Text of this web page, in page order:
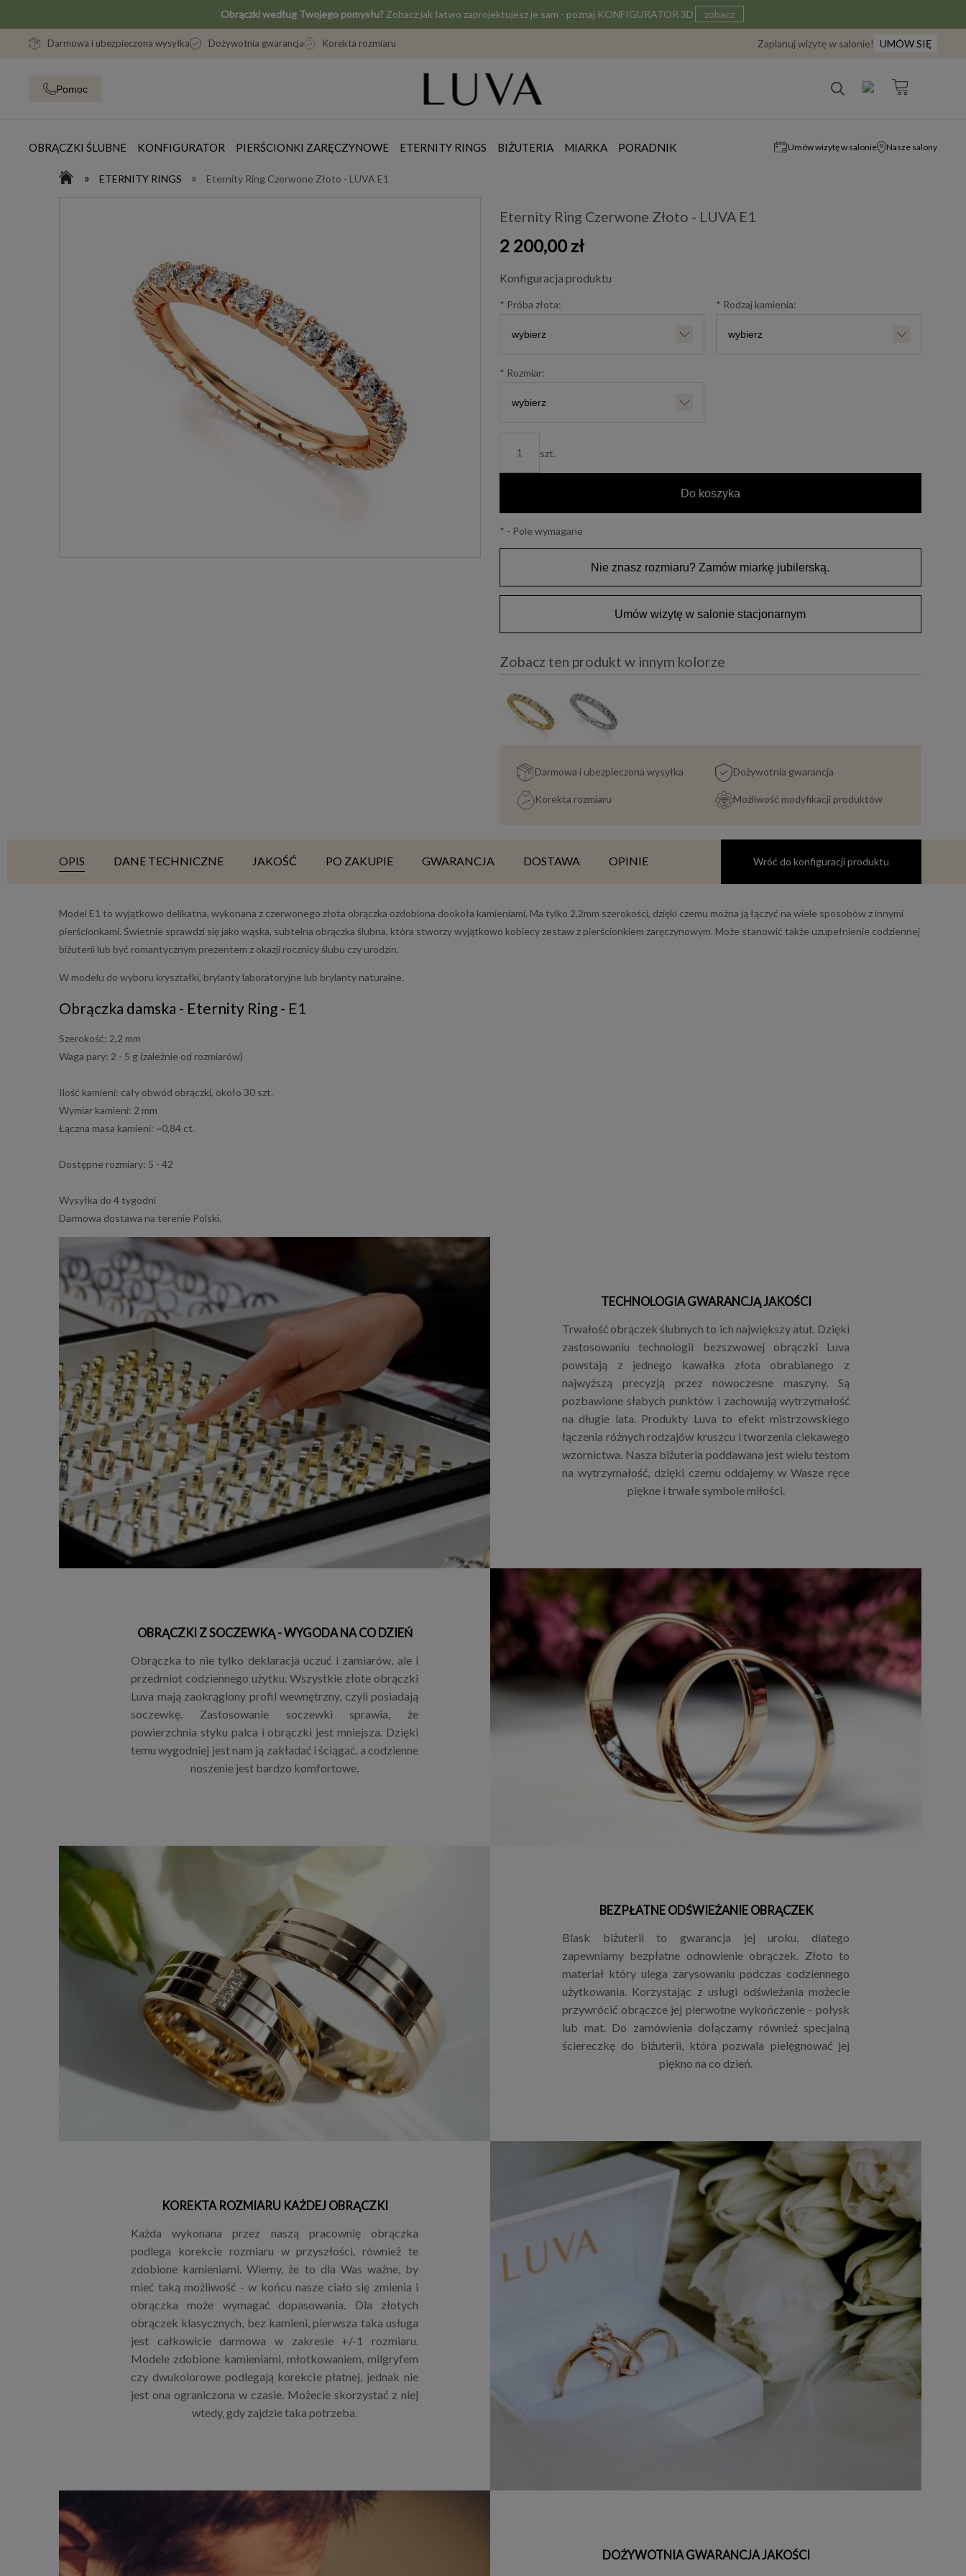
Obrączki według Twojego pomysłu? Zobacz jak łatwo zaprojektujesz je sam - poznaj KONFIGURATOR 3D zobacz
Darmowa i ubezpieczona wysyłka Dożywotnia gwarancja Korekta rozmiaru Zaplanuj wizytę w salonie! UMÓW SIĘ
Pomoc
OBRĄCZKI ŚLUBNE KONFIGURATOR PIERŚCIONKI ZARĘCZYNOWE ETERNITY RINGS BIŻUTERIA MIARKA PORADNIK Umów wizytę w salonie Nasze salony
» ETERNITY RINGS » Eternity Ring Czerwone Złoto - LUVA E1
Eternity Ring Czerwone Złoto - LUVA E1
2 200,00 zł
Konfiguracja produktu
* Próba złota: * Rodzaj kamienia:
* Rozmiar:
szt.
Do koszyka
* - Pole wymagane
Nie znasz rozmiaru? Zamów miarkę jubilerską.
Umów wizytę w salonie stacjonarnym
Zobacz ten produkt w innym kolorze
Darmowa i ubezpieczona wysyłka Dożywotnia gwarancja
Korekta rozmiaru Możliwość modyfikacji produktów
OPIS DANE TECHNICZNE JAKOŚĆ PO ZAKUPIE GWARANCJA DOSTAWA OPINIE Wróć do konfiguracji produktu
Model E1 to wyjątkowo delikatna, wykonana z czerwonego złota obrączka ozdobiona dookoła kamieniami. Ma tylko 2,2mm szerokości, dzięki czemu można ją łączyć na wiele sposobów z innymi
pierścionkami. Świetnie sprawdzi się jako wąska, subtelna obrączka ślubna, która stworzy wyjątkowo kobiecy zestaw z pierścionkiem zaręczynowym. Może stanowić także uzupełnienie codziennej
biżuterii lub być romantycznym prezentem z okazji rocznicy ślubu czy urodzin.
W modelu do wyboru kryształki, brylanty laboratoryjne lub brylanty naturalne.
Obrączka damska - Eternity Ring - E1
Szerokość: 2,2 mm
Waga pary: 2 - 5 g (zależnie od rozmiarów)
Ilość kamieni: cały obwód obrączki, około 30 szt.
Wymiar kamieni: 2 mm
Łączna masa kamieni: ~0,84 ct.
Dostępne rozmiary: 5 - 42
Wysyłka do 4 tygodni
Darmowa dostawa na terenie Polski.
TECHNOLOGIA GWARANCJĄ JAKOŚCI
Trwałość obrączek ślubnych to ich największy atut. Dzięki
zastosowaniu technologii bezszwowej obrączki Luva
powstają z jednego kawałka złota obrabianego z
najwyższą precyzją przez nowoczesne maszyny. Są
pozbawione słabych punktów i zachowują wytrzymałość
na długie lata. Produkty Luva to efekt mistrzowskiego
łączenia różnych rodzajów kruszcu i tworzenia ciekawego
wzornictwa. Nasza biżuteria poddawana jest wielu testom
na wytrzymałość, dzięki czemu oddajemy w Wasze ręce
piękne i trwałe symbole miłości.
OBRĄCZKI Z SOCZEWKĄ - WYGODA NA CO DZIEŃ
Obrączka to nie tylko deklaracja uczuć i zamiarów, ale i
przedmiot codziennego użytku. Wszystkie złote obrączki
Luva mają zaokrąglony profil wewnętrzny, czyli posiadają
soczewkę. Zastosowanie soczewki sprawia, że
powierzchnia styku palca i obrączki jest mniejsza. Dzięki
temu wygodniej jest nam ją zakładać i ściągać, a codzienne
noszenie jest bardzo komfortowe.
BEZPŁATNE ODŚWIEŻANIE OBRĄCZEK
Blask biżuterii to gwarancja jej uroku, dlatego
zapewniamy bezpłatne odnowienie obrączek. Złoto to
materiał który ulega zarysowaniu podczas codziennego
użytkowania. Korzystając z usługi odświeżania możecie
przywrócić obrączce jej pierwotne wykończenie - połysk
lub mat. Do zamówienia dołączamy również specjalną
ściereczkę do biżuterii, która pozwala pielęgnować jej
piękno na co dzień.
KOREKTA ROZMIARU KAŻDEJ OBRĄCZKI
Każda wykonana przez naszą pracownię obrączka
podlega korekcie rozmiaru w przyszłości, również te
zdobione kamieniami. Wiemy, że to dla Was ważne, by
mieć taką możliwość - w końcu nasze ciało się zmienia i
obrączka może wymagać dopasowania. Dla złotych
obrączek klasycznych, bez kamieni, pierwsza taka usługa
jest całkowicie darmowa w zakresie +/-1 rozmiaru.
Modele zdobione kamieniami, młotkowaniem, milgryfem
czy dwukolorowe podlegają korekcie płatnej, jednak nie
jest ona ograniczona w czasie. Możecie skorzystać z niej
wtedy, gdy zajdzie taka potrzeba.
DOŻYWOTNIA GWARANCJA JAKOŚCI